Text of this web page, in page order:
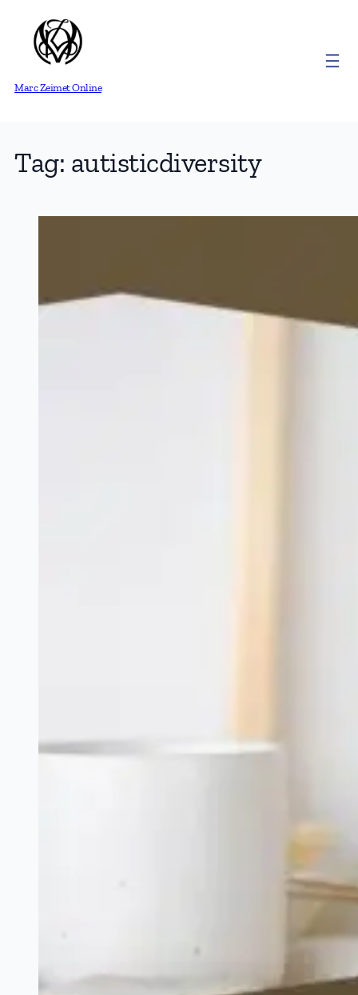
content
Marc Zeimet Online
Tag: autisticdiversity